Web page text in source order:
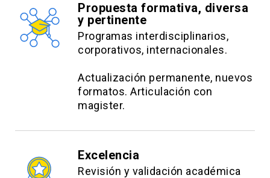
Propuesta formativa, diversa
y pertinente
Programas interdisciplinarios,
corporativos, internacionales.
Actualización permanente, nuevos
formatos. Articulación con
magister.
Excelencia
Revisión y validación académica